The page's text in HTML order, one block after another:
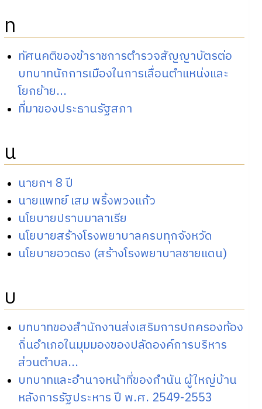
ท
ทัศนคติของข้าราชการตำรวจสัญญาบัตรต่อ
บทบาทนักการเมืองในการเลื่อนตำแหน่งและ
โยกย้าย...
ที่มาของประธานรัฐสภา
น
นายกฯ 8 ปี
นายแพทย์ เสม พริ้งพวงแก้ว
นโยบายปราบมาลาเรีย
นโยบายสร้างโรงพยาบาลครบทุกจังหวัด
นโยบายอวดธง (สร้างโรงพยาบาลชายแดน)
บ
บทบาทของสำนักงานส่งเสริมการปกครองท้อง
ถิ่นอำเภอในมุมมองของปลัดองค์การบริหาร
ส่วนตำบล...
บทบาทและอำนาจหน้าที่ของกำนัน ผู้ใหญ่บ้าน
หลังการรัฐประหาร ปี พ.ศ. 2549-2553